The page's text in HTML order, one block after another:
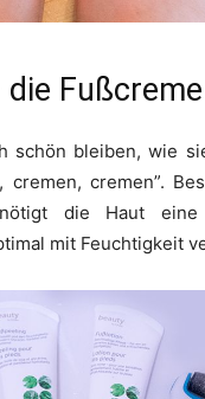
Fußcreme
schön bleiben, wie
cremen, cremen”.
die Haut eine
mit Feuchtigkeit